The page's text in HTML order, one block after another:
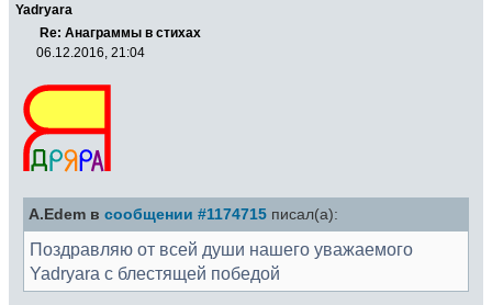
Yadryara
Re: Анаграммы в стихах
06.12.2016, 21:04
A.Edem в сообщении #1174715 писал(а):
Поздравляю от всей души нашего уважаемого
Yadryara с блестящей победой